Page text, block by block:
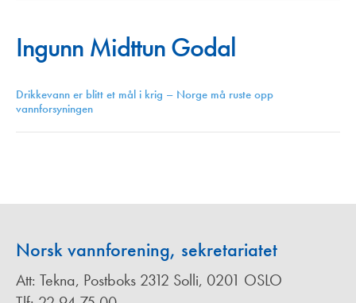
Ingunn Midttun Godal
Drikkevann er blitt et mål i krig – Norge må ruste opp
vannforsyningen
Norsk vannforening, sekretariatet
Att: Tekna, Postboks 2312 Solli, 0201 OSLO